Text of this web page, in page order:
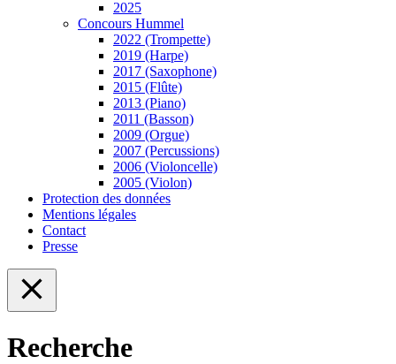
2025
Concours Hummel
2022 (Trompette)
2019 (Harpe)
2017 (Saxophone)
2015 (Flûte)
2013 (Piano)
2011 (Basson)
2009 (Orgue)
2007 (Percussions)
2006 (Violoncelle)
2005 (Violon)
Protection des données
Mentions légales
Contact
Presse
Recherche